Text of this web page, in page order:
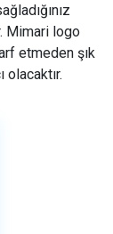
Mimari logo
etmeden şık
olacaktır.